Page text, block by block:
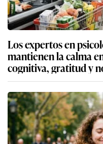
Los expertos en
mantienen la calma
cognitiva, gratitud y